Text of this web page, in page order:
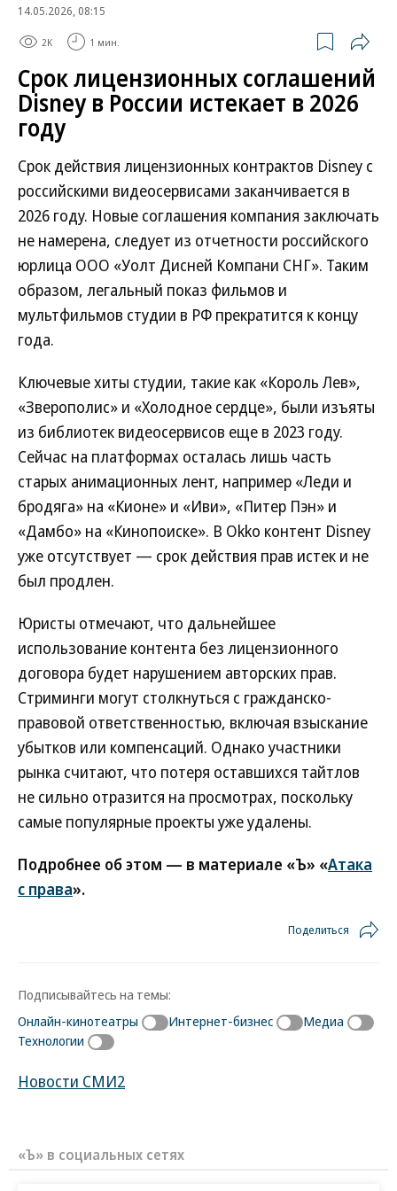
14.05.2026, 08:15
2K 1 мин.
Срок лицензионных соглашений
Disney в России истекает в 2026
году
Срок действия лицензионных контрактов Disney с
российскими видеосервисами заканчивается в
2026 году. Новые соглашения компания заключать
не намерена, следует из отчетности российского
юрлица ООО «Уолт Дисней Компани СНГ». Таким
образом, легальный показ фильмов и
мультфильмов студии в РФ прекратится к концу
года.
Ключевые хиты студии, такие как «Король Лев»,
«Зверополис» и «Холодное сердце», были изъяты
из библиотек видеосервисов еще в 2023 году.
Сейчас на платформах осталась лишь часть
старых анимационных лент, например «Леди и
бродяга» на «Кионе» и «Иви», «Питер Пэн» и
«Дамбо» на «Кинопоиске». В Okko контент Disney
уже отсутствует — срок действия прав истек и не
был продлен.
Юристы отмечают, что дальнейшее
использование контента без лицензионного
договора будет нарушением авторских прав.
Стриминги могут столкнуться с гражданско-
правовой ответственностью, включая взыскание
убытков или компенсаций. Однако участники
рынка считают, что потеря оставшихся тайтлов
не сильно отразится на просмотрах, поскольку
самые популярные проекты уже удалены.
Подробнее об этом — в материале «Ъ» «Атака
с права».
Поделиться
Подписывайтесь на темы:
Онлайн-кинотеатры
Интернет-бизнес
Медиа
Технологии
Новости СМИ2
«Ъ» в социальных сетях